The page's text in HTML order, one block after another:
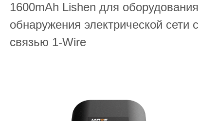
1600mAh Lishen для оборудования
обнаружения электрической сети с
связью 1-Wire